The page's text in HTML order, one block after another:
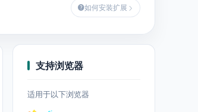
如何安装扩展
支持浏览器
适用于以下浏览器